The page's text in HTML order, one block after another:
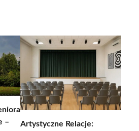
–
Artystyczne Relacje: